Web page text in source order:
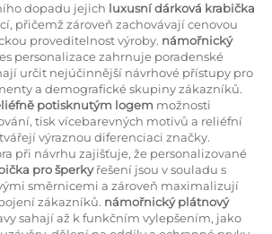
dopadu jejich luxusní dárková krabička
přičemž zároveň zachovávají cenovou
proveditelnost výroby. námořnický
personalizace zahrnuje poradenské
určit nejúčinnější návrhové přístupy pro
a demografické skupiny zákazníků.
potisknutým logem možnosti
tisk vícebarevných motivů a reliéfní
výraznou diferenciaci značky.
při návrhu zajišťuje, že personalizované
pro šperkyřešení jsou v souladu s
směrnicemi a zároveň maximalizují
zákazníků. námořnický plátnový
sahají až k funkčním vylepšením, jako